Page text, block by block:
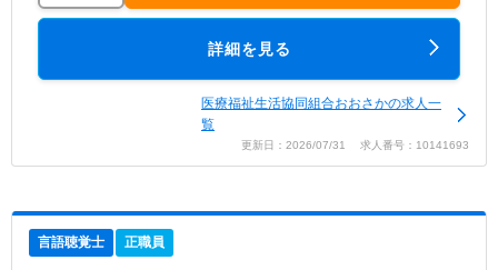
詳細を見る
医療福祉生活協同組合おおさかの求人一
覧
更新日：2026/07/31 求人番号：10141693
言語聴覚士 正職員